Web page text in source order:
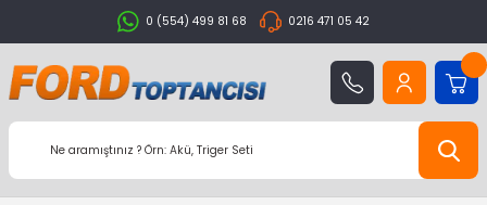
0 (554) 499 81 68 0216 471 05 42